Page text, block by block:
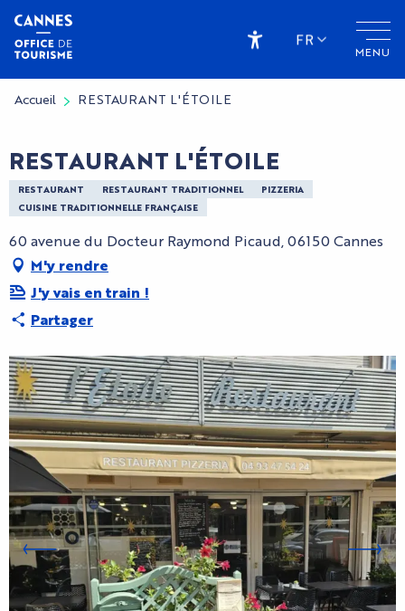
Aller
contenu
principal
MENU
Accessibilité
FR
Accueil RESTAURANT L'ÉTOILE
RESTAURANT L'ÉTOILE
RESTAURANT RESTAURANT TRADITIONNEL
PIZZERIA
CUISINE TRADITIONNELLE FRANÇAISE
60 avenue du Docteur Raymond Picaud, 06150 Cannes
M'y rendre
J'y vais en train !
Partager